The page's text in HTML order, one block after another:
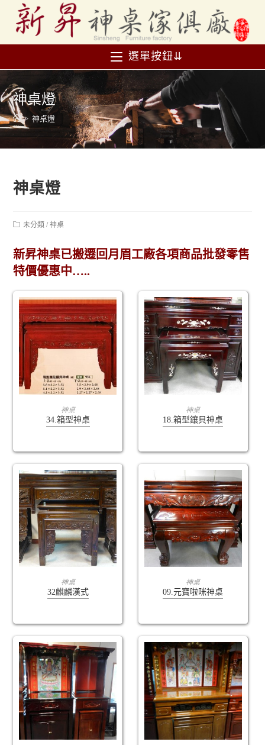
選單按鈕⇊
神桌燈
> 神桌燈
神桌燈
未分類 / 神桌
新昇神桌已搬遷回月眉工廠各項商品批發零售
特價優惠中…..
查看內容
神桌
34.箱型神桌
查看內容
神桌
18.箱型鑲貝神桌
查看內容
神桌
32麒麟漢式
查看內容
神桌
09.元寶啦咪神桌